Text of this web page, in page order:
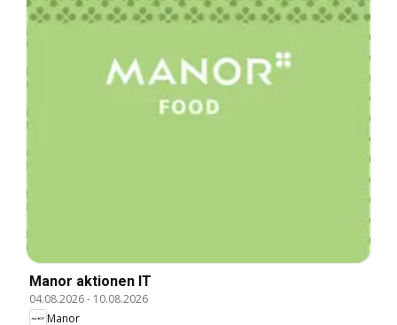
Manor aktionen IT
04.08.2026- 10.08.2026
Manor